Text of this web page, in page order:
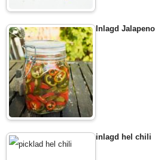
Inlagd Jalapeno
inlagd hel chili